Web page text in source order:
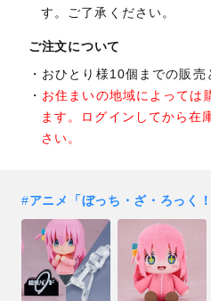
す。ご了承ください。
ご注文について
おひとり様10個までの販売
お住まいの地域によっては
ます。ログインしてから在
さい。
#アニメ「ぼっち・ざ・ろっく！